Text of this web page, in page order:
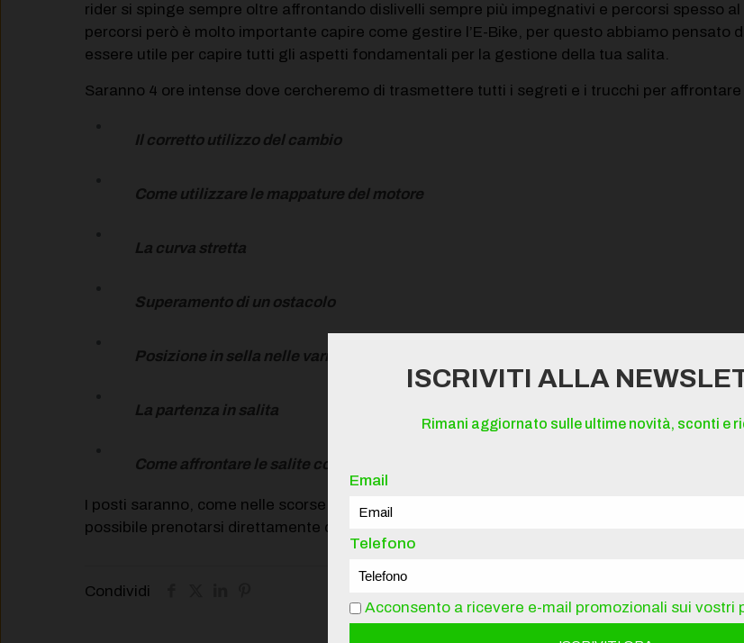
rider si spinge sempre oltre affrontando dislivelli sempre più impegnativi e percorsi spesso
percorsi però è molto importante capire come gestire l’E-Bike, per questo abbiamo pensato
essere utile per capire tutti gli aspetti fondamentali per la gestione della tua salita.
Saranno 4 ore intense dove cercheremo di trasmettere tutti i segreti e i trucchi per
Il corretto utilizzo del cambio
Come utilizzare le mappature del motore
La curva stretta
Superamento di un ostacolo
Posizione in sella nelle varie pendenze
La partenza in salita
Come affrontare le salite con diversi terreni
I posti saranno, come nelle scorse edizioni, esclusivi con gruppi di pochi rider in modo da
possibile prenotarsi direttamente dal sito www.ebikeacademy.it riservando la sessione più
Condividi
ISCRIVITI ALLA
Rimani aggiornato sulle ultime novità, sconti e
Email
Telefono
Acconsento a ricevere e-mail promozionali sui vostri